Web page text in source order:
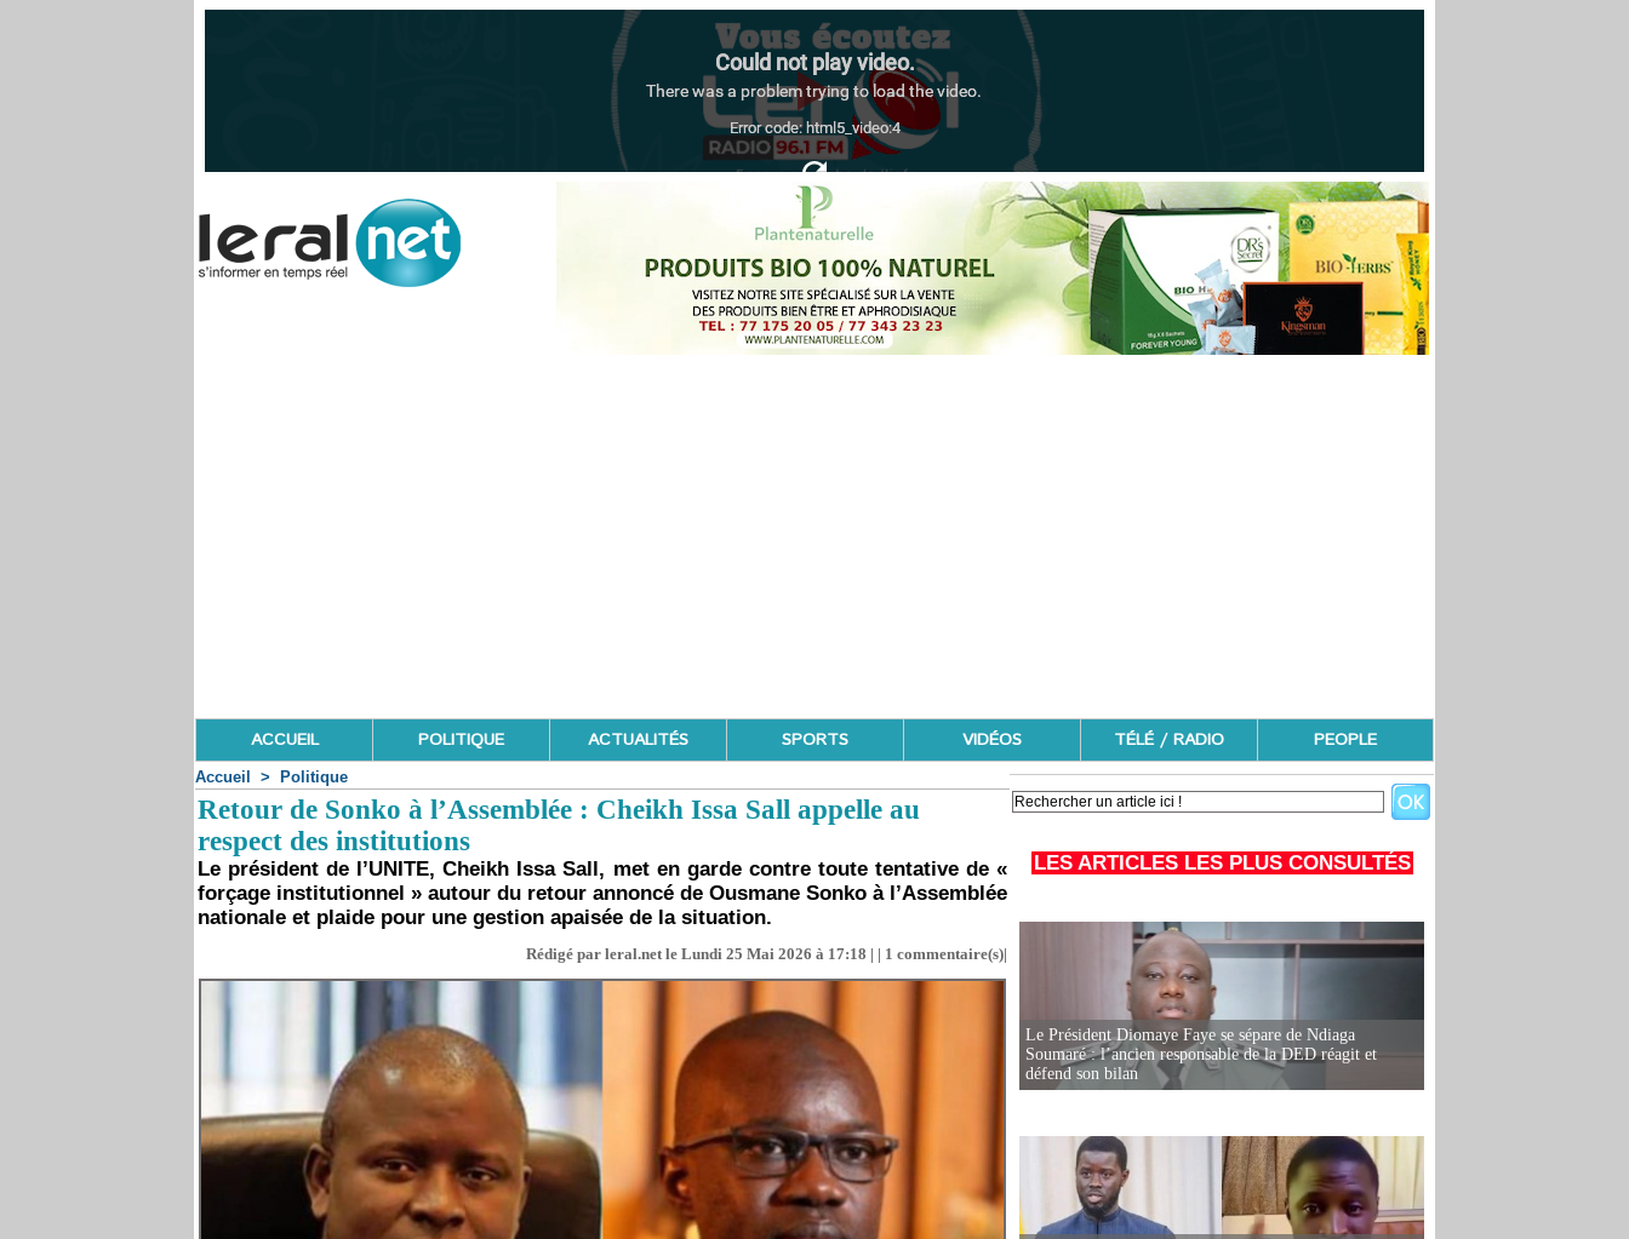
ACCUEIL POLITIQUE ACTUALITÉS SPORTS VIDÉOS TÉLÉ / RADIO PEOPLE
Accueil > Politique
Retour de Sonko à l’Assemblée : Cheikh Issa Sall appelle au
respect des institutions
Le président de l’UNITE, Cheikh Issa Sall, met en garde contre toute tentative de «
forçage institutionnel » autour du retour annoncé de Ousmane Sonko à l’Assemblée
nationale et plaide pour une gestion apaisée de la situation.
Rédigé par leral.net le Lundi 25 Mai 2026 à 17:18 | | 1 commentaire(s)|
LES ARTICLES LES PLUS CONSULTÉS
Le Président Diomaye Faye se sépare de Ndiaga
Soumaré : l’ancien responsable de la DED réagit et
défend son bilan